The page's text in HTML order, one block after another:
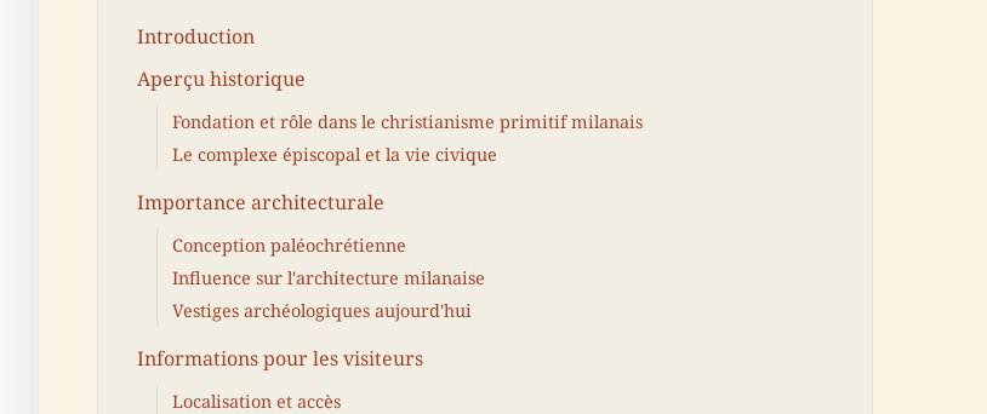
Introduction
Aperçu historique
Fondation et rôle dans le christianisme primitif milanais
Le complexe épiscopal et la vie civique
Importance architecturale
Conception paléochrétienne
Influence sur l'architecture milanaise
Vestiges archéologiques aujourd'hui
Informations pour les visiteurs
Localisation et accès